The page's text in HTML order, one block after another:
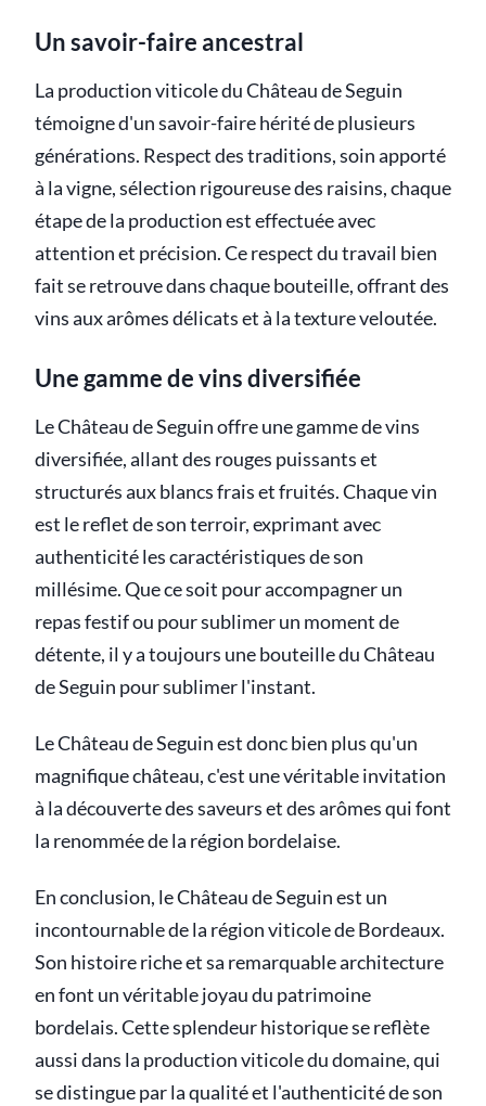
Un savoir-faire ancestral
La production viticole du Château de Seguin
témoigne d'un savoir-faire hérité de plusieurs
générations. Respect des traditions, soin apporté
à la vigne, sélection rigoureuse des raisins, chaque
étape de la production est effectuée avec
attention et précision. Ce respect du travail bien
fait se retrouve dans chaque bouteille, offrant des
vins aux arômes délicats et à la texture veloutée.
Une gamme de vins diversifiée
Le Château de Seguin offre une gamme de vins
diversifiée, allant des rouges puissants et
structurés aux blancs frais et fruités. Chaque vin
est le reflet de son terroir, exprimant avec
authenticité les caractéristiques de son
millésime. Que ce soit pour accompagner un
repas festif ou pour sublimer un moment de
détente, il y a toujours une bouteille du Château
de Seguin pour sublimer l'instant.
Le Château de Seguin est donc bien plus qu'un
magnifique château, c'est une véritable invitation
à la découverte des saveurs et des arômes qui font
la renommée de la région bordelaise.
En conclusion, le Château de Seguin est un
incontournable de la région viticole de Bordeaux.
Son histoire riche et sa remarquable architecture
en font un véritable joyau du patrimoine
bordelais. Cette splendeur historique se reflète
aussi dans la production viticole du domaine, qui
se distingue par la qualité et l'authenticité de son